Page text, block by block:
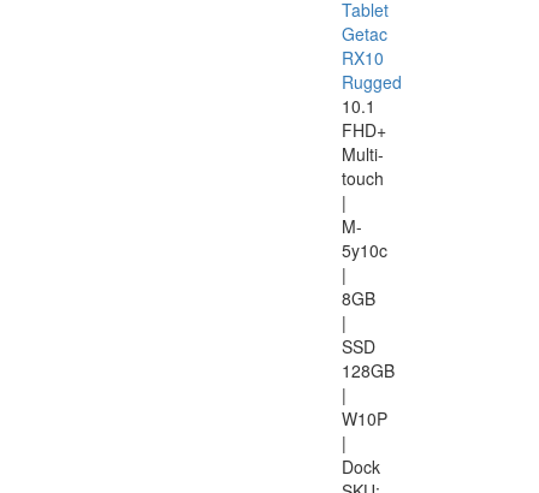
Tablet
Getac
RX10
Rugged
10.1
FHD+
Multi-
touch
|
M-
5y10c
|
8GB
|
SSD
128GB
|
W10P
|
Dock